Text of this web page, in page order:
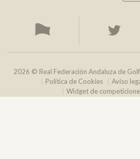
2026 © Real Federación Andaluza de Golf
Política de Cookies
Aviso
Widget de